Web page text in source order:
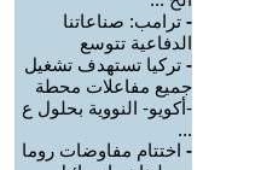
- ترامب: صناعاتنا
الدفاعية تتوسع
- تركيا تستهدف تشغيل
جميع مفاعلات محطة
-أكويو- النووية بحلول ع
...
- اختتام مفاوضات روما